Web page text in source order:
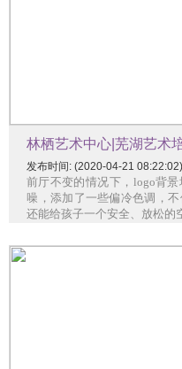
林栖艺术中心|芜湖艺术
发布时间: (2020-04-21
前厅不变的情况下，logo背景
噪，添加了一些偏冷色调，
还能给孩子一个安全、放松的空